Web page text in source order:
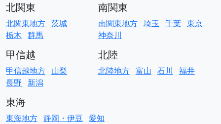
北関東
北関東地方 茨城
栃木 群馬
南関東
南関東地方 埼玉 千葉 東京
神奈川
甲信越
甲信越地方 山梨
長野
新潟
北陸
北陸地方 富山 石川 福井
東海
東海地方 静岡・伊豆 愛知